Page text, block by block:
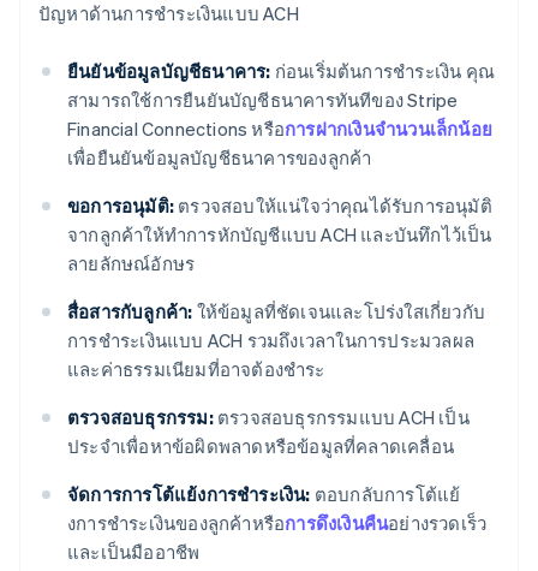
ปัญหาด้านการชําระเงินแบบ ACH
ยืนยันข้อมูลบัญชีธนาคาร: ก่อนเริ่มต้นการชําระเงิน คุณ
สามารถใช้การยืนยันบัญชีธนาคารทันทีของ Stripe
Financial Connections หรือการฝากเงินจํานวนเล็กน้อย
เพื่อยืนยันข้อมูลบัญชีธนาคารของลูกค้า
ขอการอนุมัติ: ตรวจสอบให้แน่ใจว่าคุณได้รับการอนุมัติ
จากลูกค้าให้ทำการหักบัญชีแบบ ACH และบันทึกไว้เป็น
ลายลักษณ์อักษร
สื่อสารกับลูกค้า: ให้ข้อมูลที่ชัดเจนและโปร่งใสเกี่ยวกับ
การชําระเงินแบบ ACH รวมถึงเวลาในการประมวลผล
และค่าธรรมเนียมที่อาจต้องชำระ
ตรวจสอบธุรกรรม:ตรวจสอบธุรกรรมแบบ ACH เป็น
ประจําเพื่อหาข้อผิดพลาดหรือข้อมูลที่คลาดเคลื่อน
จัดการการโต้แย้งการชำระเงิน: ตอบกลับการโต้แย้
งการชําระเงินของลูกค้าหรือการดึงเงินคืนอย่างรวดเร็ว
และเป็นมืออาชีพ
English
เขตบริหารพิเศษฮ่องกง ประเทศจีน
English简体中文
แคนาดา
EnglishFrançais
โครเอเชีย
EnglishItaliano